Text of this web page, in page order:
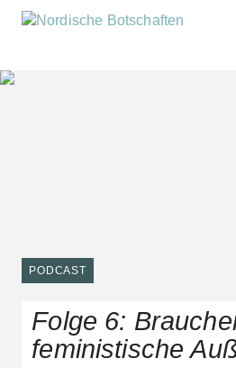
Skip
PODCAST
Folge 6:
feministische